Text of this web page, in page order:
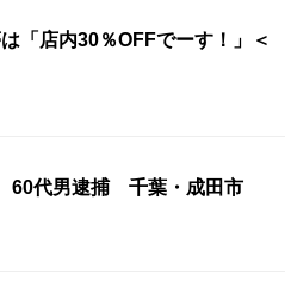
「店内30％OFFでーす！」＜
60代男逮捕 千葉・成田市